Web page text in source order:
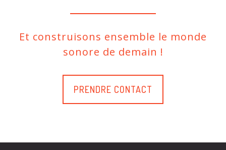
Et construisons ensemble le monde
sonore de demain !
PRENDRE CONTACT